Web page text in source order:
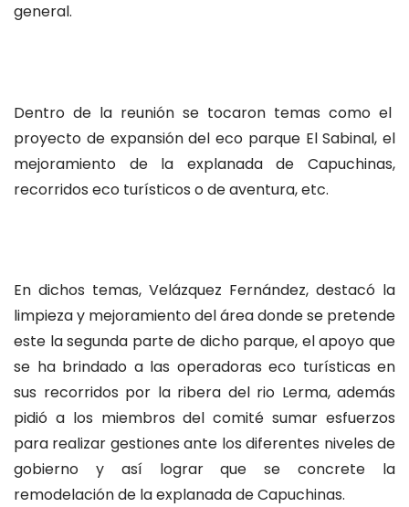
general.
Dentro de la reunión se tocaron temas como el
proyecto de expansión del eco parque El Sabinal, el
mejoramiento de la explanada de Capuchinas,
recorridos eco turísticos o de aventura, etc.
En dichos temas, Velázquez Fernández, destacó la
limpieza y mejoramiento del área donde se pretende
este la segunda parte de dicho parque, el apoyo que
se ha brindado a las operadoras eco turísticas en
sus recorridos por la ribera del rio Lerma, además
pidió a los miembros del comité sumar esfuerzos
para realizar gestiones ante los diferentes niveles de
gobierno y así lograr que se concrete la
remodelación de la explanada de Capuchinas.